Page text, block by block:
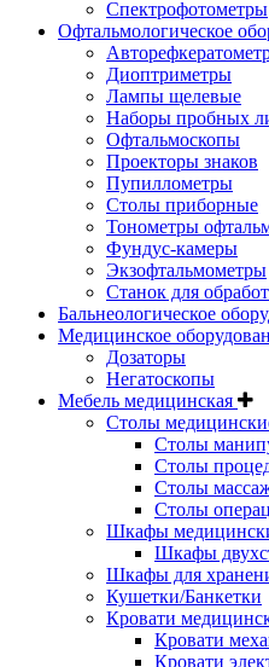
Спектрофотометры
Офтальмологическое
Диоптриметры
Лампы щелевые
Наборы пробных
Офтальмоскопы
Проекторы знаков
Пупиллометры
Столы приборные
Тонометры
Фундус-камеры
Экзофтальмометры
Станок для
Бальнеологическое
Медицинское
Дозаторы
Негатоскопы
Мебель медицинская
Столы
Столы
Столы
Столы
Столы
Шкафы
Шкафы
Шкафы для
Кушетки/Банкетки
Кровати
Кровати
Кровати